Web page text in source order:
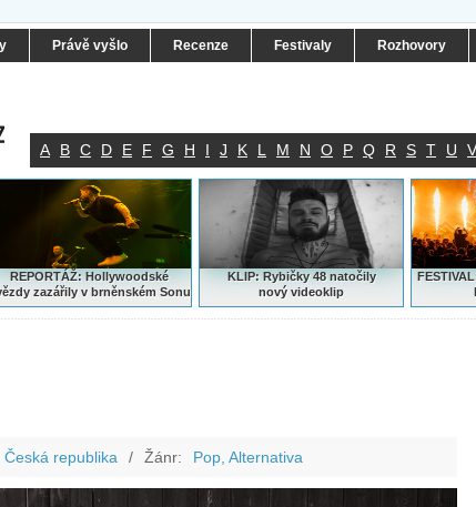
Právě vyšlo Recenze Festivaly Rozhovory
A B C D E F G H I J K L M N O P Q R S T U V
REPORTÁŽ: Hollywoodské
zazářily v brněnském Sonu
KLIP: Rybičky 48 natočily
nový videoklip
Česká republika / Žánr: Pop, Alternativa